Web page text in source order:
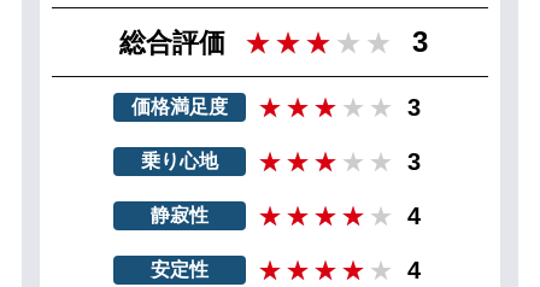
総合評価 3
価格満足度 3
乗り心地 3
静寂性 4
安定性 4